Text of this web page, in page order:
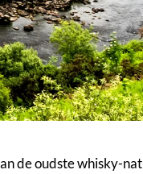
de oudste whisky-